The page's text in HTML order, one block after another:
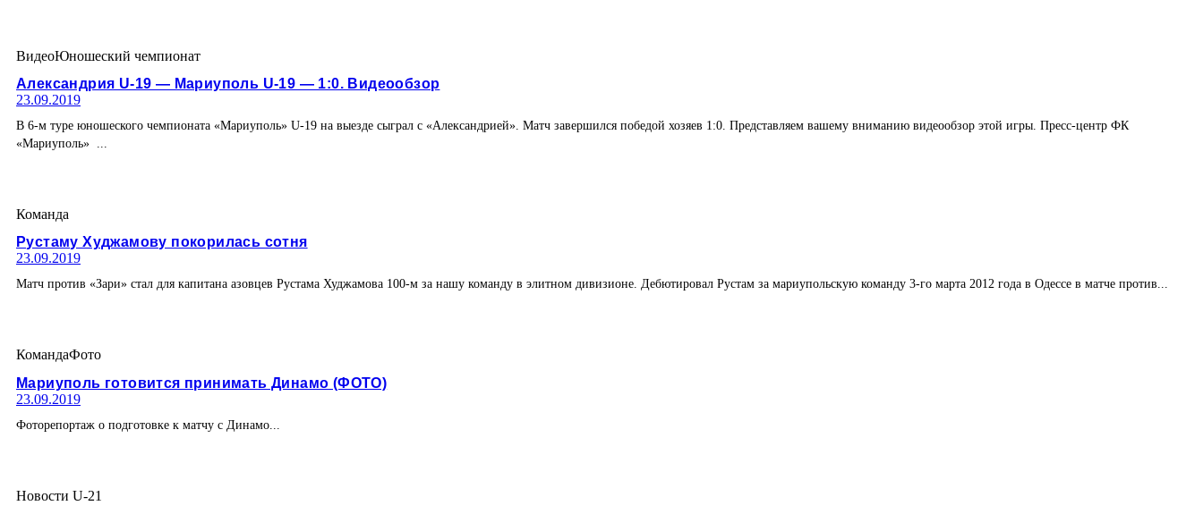
ВидеоЮношеский чемпионат
Александрия U-19 — Мариуполь U-19 — 1:0. Видеообзор
23.09.2019
В 6-м туре юношеского чемпионата «Мариуполь» U-19 на выезде сыграл с «Александрией». Матч завершился победой хозяев 1:0. Представляем вашему вниманию видеообзор этой игры. Пресс-центр ФК
«Мариуполь» ...
Команда
Рустаму Худжамову покорилась сотня
23.09.2019
Матч против «Зари» стал для капитана азовцев Рустама Худжамова 100-м за нашу команду в элитном дивизионе. Дебютировал Рустам за мариупольскую команду 3-го марта 2012 года в Одессе в матче против...
КомандаФото
Мариуполь готовится принимать Динамо (ФОТО)
23.09.2019
Фоторепортаж о подготовке к матчу с Динамо...
Новости U-21